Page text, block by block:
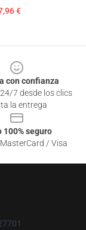
€
con confianza
7 desde los clics
la entrega
100% seguro
/ Visa